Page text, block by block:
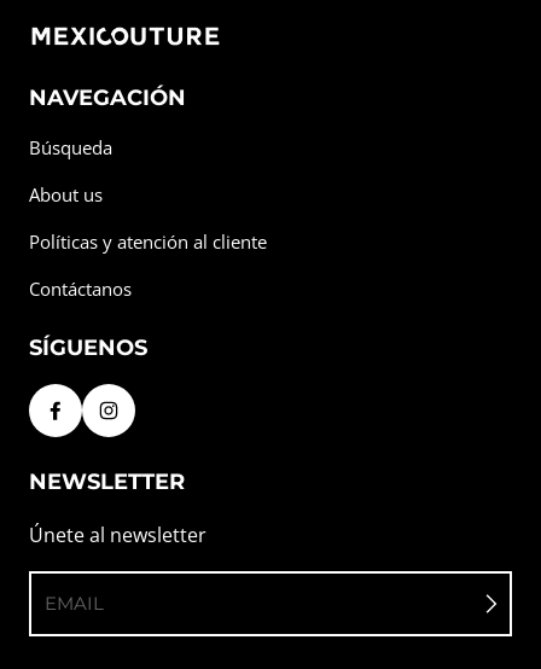
NAVEGACIÓN
Búsqueda
About us
Políticas y atención al cliente
Contáctanos
SÍGUENOS
NEWSLETTER
Únete al newsletter
EMAIL